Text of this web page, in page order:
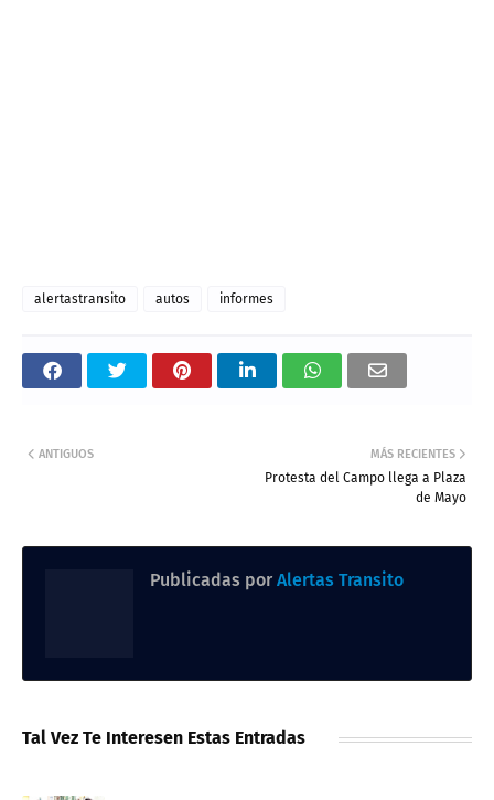
alertastransito autos informes
MÁS RECIENTES
Protesta del Campo llega a Plaza
de Mayo
ANTIGUOS
Publicadas por Alertas Transito
Tal Vez Te Interesen Estas Entradas